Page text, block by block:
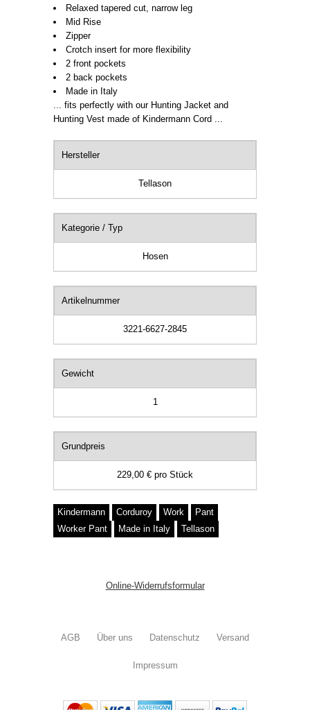
Relaxed tapered cut, narrow leg
Mid Rise
Zipper
Crotch insert for more flexibility
2 front pockets
2 back pockets
Made in Italy
... fits perfectly with our Hunting Jacket and
Hunting Vest made of Kindermann Cord ...
Hersteller
Tellason
Kategorie / Typ
Hosen
Artikelnummer
3221-6627-2845
Gewicht
1
Grundpreis
229,00 € pro Stück
Kindermann Corduroy Work
Pant
Worker Pant
Made in Italy Tellason
Online-Widerrufsformular
AGB Über uns Datenschutz Versand
Impressum